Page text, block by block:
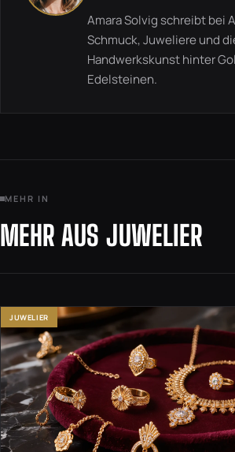
Amara Solvig schreibt bei
Schmuck, Juweliere und
Handwerkskunst hinter
Edelsteinen.
MEHR IN
MEHR AUS JUWELIER
JUWELIER